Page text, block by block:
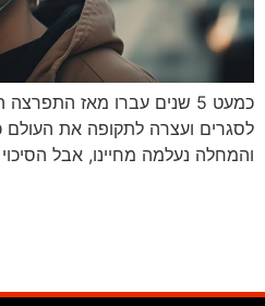
כמעט 5 שנים עברו מאז
לסגרים ועצרה לתקופה את העולם
והמחלה נעלמה מחיינו, אבל